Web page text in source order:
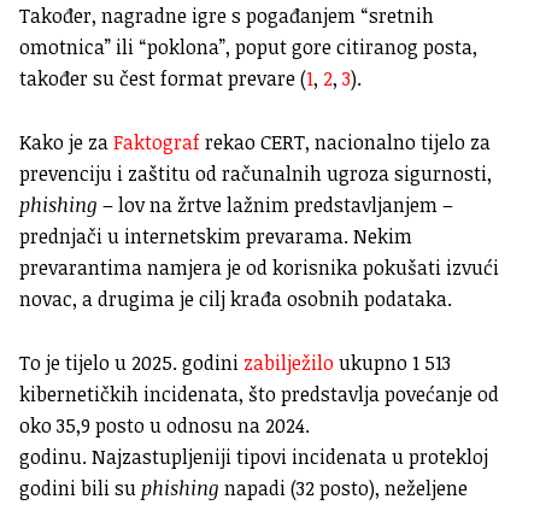
Također, nagradne igre s pogađanjem “sretnih
omotnica” ili “poklona”, poput gore citiranog posta,
također su čest format prevare (1, 2, 3).
Kako je zaFaktografrekao CERT, nacionalno tijelo za
prevenciju i zaštitu od računalnih ugroza sigurnosti,
phishing – lov na žrtve lažnim predstavljanjem –
prednjači u internetskim prevarama. Nekim
prevarantima namjera je od korisnika pokušati izvući
novac, a drugima je cilj krađa osobnih podataka.
To je tijelo u 2025. godini zabilježiloukupno 1 513
kibernetičkih incidenata, što predstavlja povećanje od
oko 35,9 posto u odnosu na 2024.
godinu. Najzastupljeniji tipovi incidenata u protekloj
godini bili su phishing napadi (32 posto), neželjene